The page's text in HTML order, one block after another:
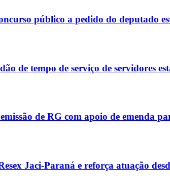
público a pedido do deputado
de tempo de serviço de servidores
de RG com apoio de emenda
Jaci-Paraná e reforça atuação